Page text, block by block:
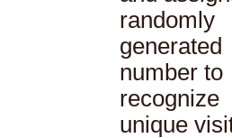
randomly
generated
number to
recognize
unique